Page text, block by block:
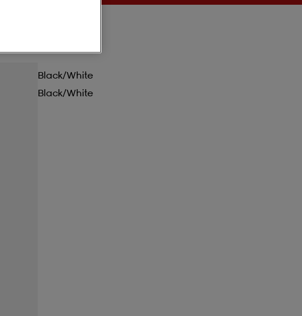
Black/white
Black/white